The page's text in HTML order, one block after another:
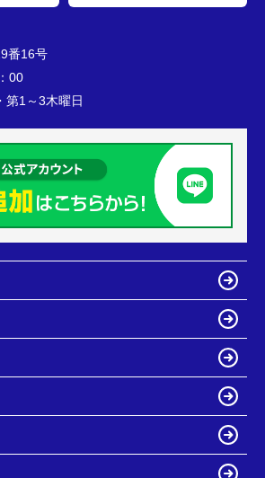
番16号
00
第1～3木曜日